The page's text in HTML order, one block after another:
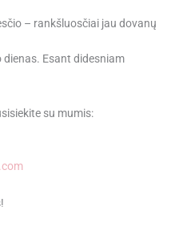
– rankšluosčiai jau dovanų
Esant didesniam
su mumis: